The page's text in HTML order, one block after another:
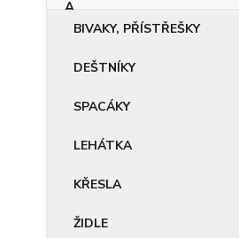
BIVAKY, PŘÍSTŘEŠKY
DEŠTNÍKY
SPACÁKY
LEHÁTKA
KŘESLA
ŽIDLE